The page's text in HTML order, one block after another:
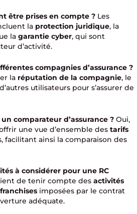
être prises en compte ? Les
la protection juridique, la
la garantie cyber, qui sont
d’activité.
compagnies d’assurance ?
la réputation de la compagnie, le
utilisateurs pour s’assurer de
comparateur d’assurance ? Oui,
une vue d’ensemble des tarifs
facilitant ainsi la comparaison des
à considérer pour une RC
de tenir compte des activités
franchises imposées par le contrat
adéquate.